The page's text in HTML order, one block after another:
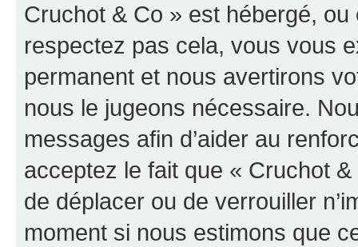
Cruchot & Co » est hébergé,
respectez pas cela, vous vous
permanent et nous avertirons
nous le jugeons nécessaire.
messages afin d’aider au
acceptez le fait que « Cruchot
de déplacer ou de verrouiller
moment si nous estimons que